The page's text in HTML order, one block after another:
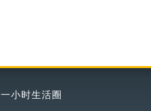
一小时生活圈